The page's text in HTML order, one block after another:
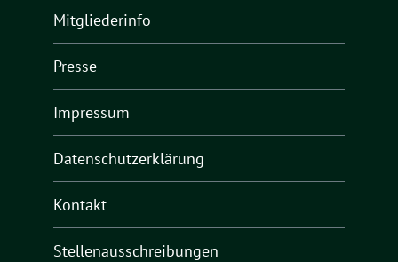
Mitgliederinfo
Presse
Impressum
Datenschutzerklärung
Kontakt
Stellenausschreibungen